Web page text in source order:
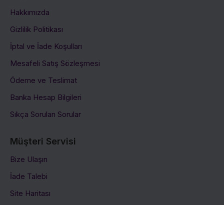
Hakkımızda
Gizlilik Politikası
İptal ve İade Koşulları
Mesafeli Satış Sözleşmesi
Ödeme ve Teslimat
Banka Hesap Bilgileri
Sıkça Sorulan Sorular
Müşteri Servisi
Bize Ulaşın
İade Talebi
Site Haritası